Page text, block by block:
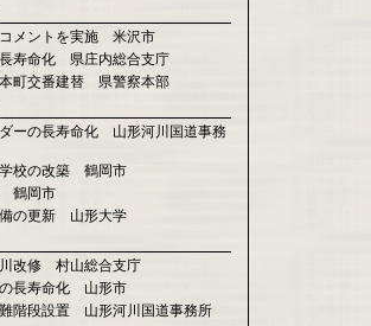
メントを実施 米沢市
寿命化 県庄内総合支庁
町交番建替 県警察本部
ーの長寿命化 山形河川国道事務
校の改築 鶴岡市
鶴岡市
の更新 山形大学
改修 村山総合支庁
長寿命化 山形市
階段設置 山形河川国道事務所